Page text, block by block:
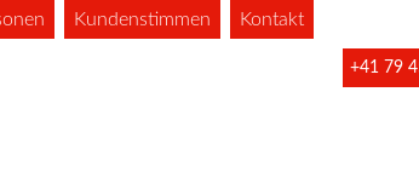
Kundenstimmen Kontakt
+41 79